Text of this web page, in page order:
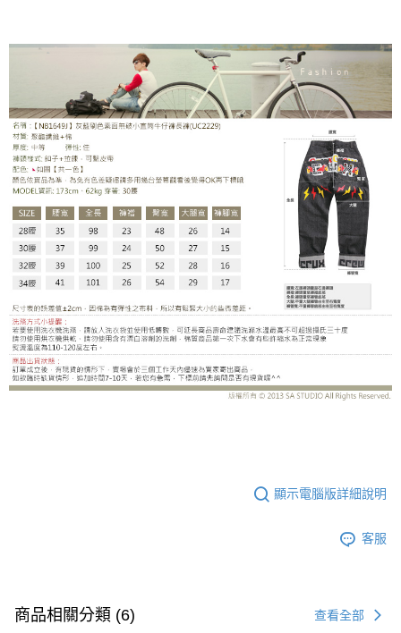
顯示電腦版詳細說明
客服
商品相關分類 (6) 查看全部